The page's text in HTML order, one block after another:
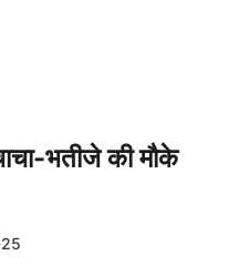
भतीजे की मौके